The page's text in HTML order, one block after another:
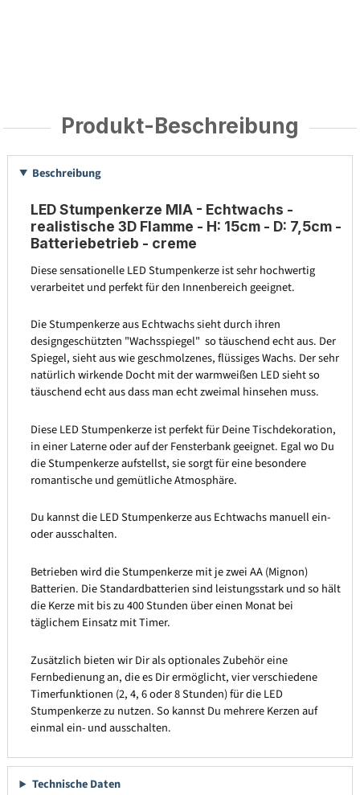
Produkt-Beschreibung
Beschreibung
LED Stumpenkerze MIA - Echtwachs -
realistische 3D Flamme - H: 15cm - D: 7,5cm -
Batteriebetrieb - creme
Diese sensationelle LED Stumpenkerze ist sehr hochwertig
verarbeitet und perfekt für den Innenbereich geeignet.
Die Stumpenkerze aus Echtwachs sieht durch ihren
designgeschützten "Wachsspiegel" so täuschend echt aus. Der
Spiegel, sieht aus wie geschmolzenes, flüssiges Wachs. Der sehr
natürlich wirkende Docht mit der warmweißen LED sieht so
täuschend echt aus dass man echt zweimal hinsehen muss.
Diese LED Stumpenkerze ist perfekt für Deine Tischdekoration,
in einer Laterne oder auf der Fensterbank geeignet. Egal wo Du
die Stumpenkerze aufstellst, sie sorgt für eine besondere
romantische und gemütliche Atmosphäre.
Du kannst die LED Stumpenkerze aus Echtwachs manuell ein-
oder ausschalten.
Betrieben wird die Stumpenkerze mit je zwei AA (Mignon)
Batterien. Die Standardbatterien sind leistungsstark und so hält
die Kerze mit bis zu 400 Stunden über einen Monat bei
täglichem Einsatz mit Timer.
Zusätzlich bieten wir Dir als optionales Zubehör eine
Fernbedienung an, die es Dir ermöglicht, vier verschiedene
Timerfunktionen (2, 4, 6 oder 8 Stunden) für die LED
Stumpenkerze zu nutzen. So kannst Du mehrere Kerzen auf
einmal ein- und ausschalten.
Technische Daten